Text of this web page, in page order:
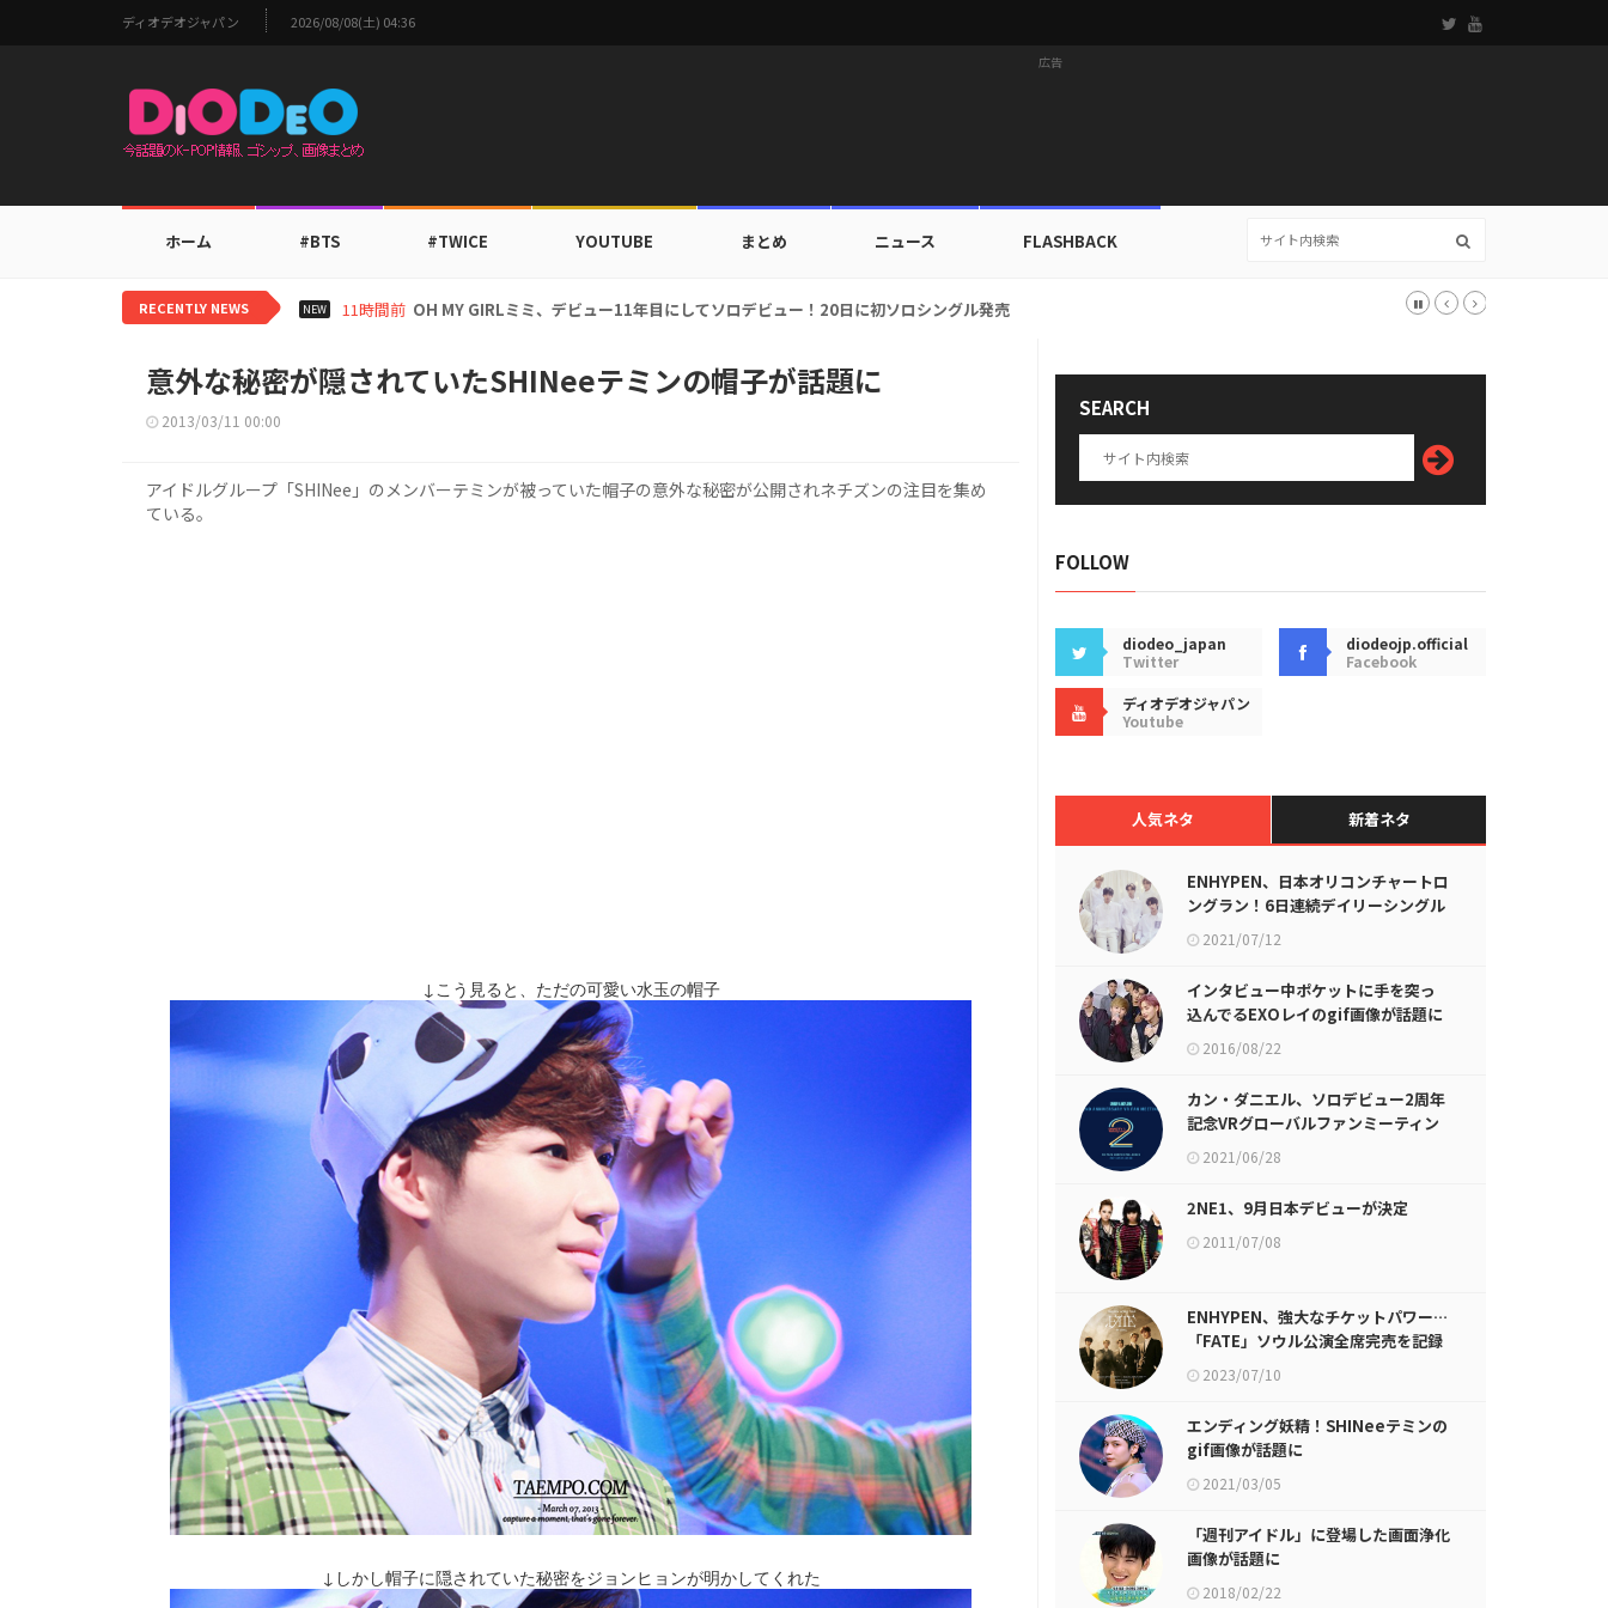
ディオデオジャパン 2026/08/08(土) 04:36
広告
ホーム #BTS #TWICE YOUTUBE まとめ ニュース FLASHBACK
RECENTLY NEWS NEW 13時間前 BTS V、ワールドカップ出入証を公開…証明写真でも完璧なビジュアル！
意外な秘密が隠されていたSHINeeテミンの帽子が話題に
2013/03/11 00:00
アイドルグループ「SHINee」のメンバーテミンが被っていた帽子の意外な秘密が公開されネチズンの注目を集め
ている。
↓こう見ると、ただの可愛い水玉の帽子
↓しかし帽子に隠されていた秘密をジョンヒョンが明かしてくれた
SEARCH
FOLLOW
diodeo_japan
Twitter
diodeojp.official
Facebook
ディオデオジャパン
Youtube
人気ネタ 新着ネタ
ENHYPEN、日本オリコンチャートロ
ングラン！6日連続デイリーシングル
1位に
2021/07/12
インタビュー中ポケットに手を突っ
込んでるEXOレイのgif画像が話題に
2016/08/22
カン・ダニエル、ソロデビュー2周年
記念VRグローバルファンミーティン
グを開催！
2021/06/28
2NE1、9月日本デビューが決定
2011/07/08
ENHYPEN、強大なチケットパワー…
「FATE」ソウル公演全席完売を記録
2023/07/10
エンディング妖精！SHINeeテミンの
gif画像が話題に
2021/03/05
「週刊アイドル」に登場した画面浄化
画像が話題に
2018/02/22